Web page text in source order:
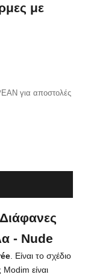
με
για αποστολές
- Nude
. Είναι το σχέδιο
είναι